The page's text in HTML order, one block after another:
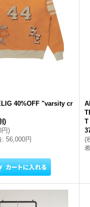
40%OFF "varsity cr
)
)
: 56,000円
T
(